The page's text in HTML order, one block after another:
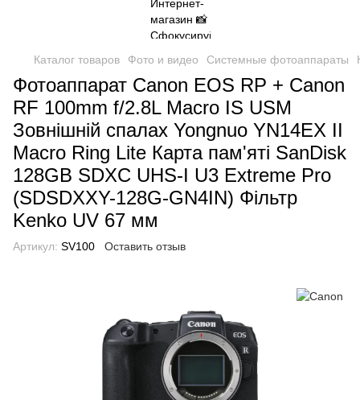
Каталог товаров Фото и видео Системные фотоаппараты
Фотоаппарат Canon EOS RP + Canon
RF 100mm f/2.8L Macro IS USM
Зовнішній спалах Yongnuo YN14EX II
Macro Ring Lite Карта пам'яті SanDisk
128GB SDXC UHS-I U3 Extreme Pro
(SDSDXXY-128G-GN4IN) Фільтр
Kenko UV 67 мм
Артикул: SV100 Оставить отзыв